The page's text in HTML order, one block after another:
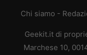
Chi siamo -
Geekit.it di
Marchese 10,